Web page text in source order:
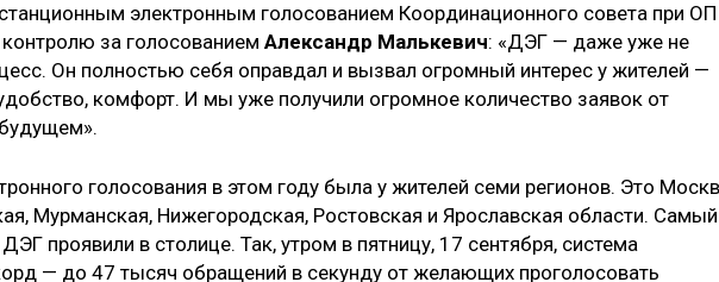
электронным голосованием Координационного совета при ОП
за голосованием Александр Малькевич: «ДЭГ — даже уже не
Он полностью себя оправдал и вызвал огромный интерес у жителей —
комфорт. И мы уже получили огромное количество заявок от
голосования в этом году была у жителей семи регионов. Это
Мурманская, Нижегородская, Ростовская и Ярославская области. Самый
проявили в столице. Так, утром в пятницу, 17 сентября, система
— до 47 тысяч обращений в секунду от желающих проголосовать